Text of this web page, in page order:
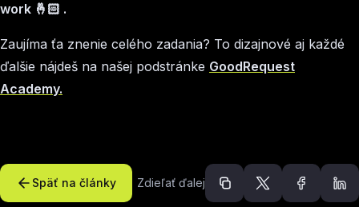
work 🤞🏻 .
Zaujíma ťa znenie celého zadania? To dizajnové aj každé
ďalšie nájdeš na našej podstránke GoodRequest
Academy.
Späť na články Zdieľať ďalej